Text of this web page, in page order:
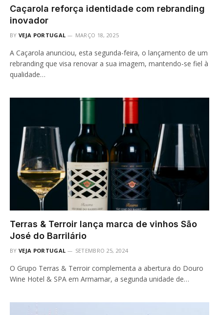
Caçarola reforça identidade com rebranding
inovador
BY VEJA PORTUGAL MARÇO 18, 2025
A Caçarola anunciou, esta segunda-feira, o lançamento de um
rebranding que visa renovar a sua imagem, mantendo-se fiel à
qualidade…
Terras & Terroir lança marca de vinhos São
José do Barrilário
BY VEJA PORTUGAL SETEMBRO 25, 2024
O Grupo Terras & Terroir complementa a abertura do Douro
Wine Hotel & SPA em Armamar, a segunda unidade de…